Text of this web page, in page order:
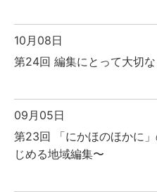
10月08日
第24回 編集にとって大切
09月05日
第23回 「にかほのほかに
じめる地域編集〜